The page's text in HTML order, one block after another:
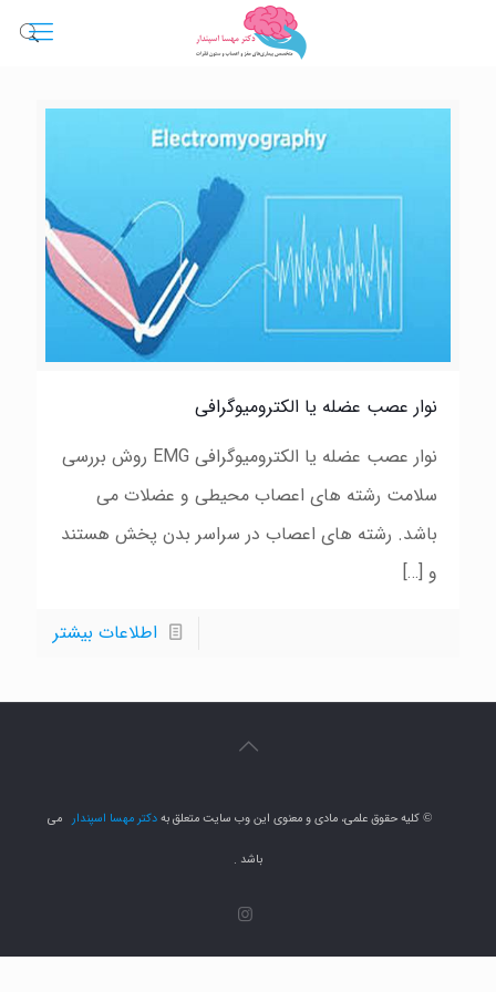
نوار عصب عضله يا الكتروميوگرافى
نوار عصب عضله یا الكترومیوگرافى EMG روش بررسى
سلامت رشته های اعصاب محیطى و عضلات مى
باشد. رشته هاى اعصاب در سراسر بدن پخش هستند
و […]
اطلاعات بیشتر
© کلیه حقوق علمی، مادی و معنوی این وب سایت متعلق بهدکتر مهسا اسپندار می
باشد .